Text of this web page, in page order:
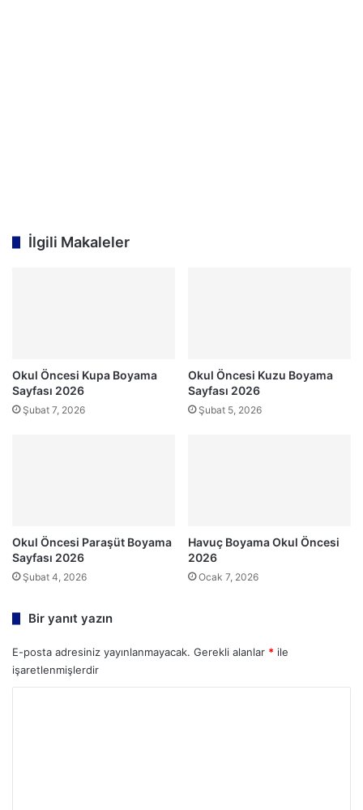
İlgili Makaleler
Okul Öncesi Kupa Boyama
Sayfası 2026
Şubat 7, 2026
Okul Öncesi Kuzu Boyama
Sayfası 2026
Şubat 5, 2026
Okul Öncesi Paraşüt Boyama
Sayfası 2026
Şubat 4, 2026
Havuç Boyama Okul Öncesi
2026
Ocak 7, 2026
Bir yanıt yazın
E-posta adresiniz yayınlanmayacak. Gerekli alanlar * ile
işaretlenmişlerdir